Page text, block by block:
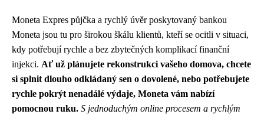
Moneta Expres půjčka a rychlý úvěr poskytovaný bankou
Moneta jsou tu pro širokou škálu klientů, kteří se ocitli v situaci,
kdy potřebují rychle a bez zbytečných komplikací finanční
injekci. Ať už plánujete rekonstrukci vašeho domova, chcete
si splnit dlouho odkládaný sen o dovolené, nebo potřebujete
rychle pokrýt nenadálé výdaje, Moneta vám nabízí
pomocnou ruku. S jednoduchým online procesem a rychlým